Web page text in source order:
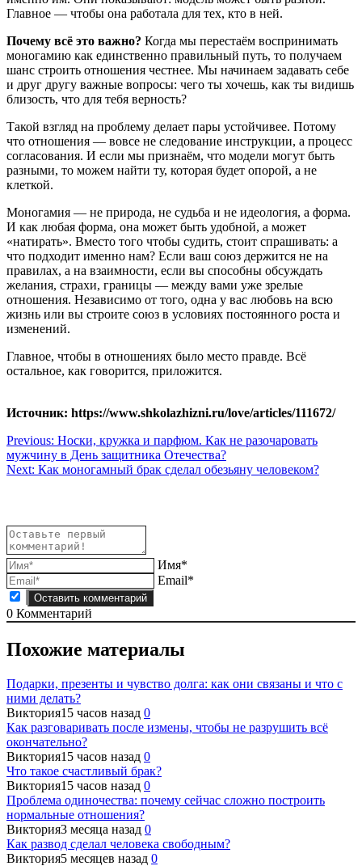
Главное — чтобы она работала для тех, кто в ней.
Почему всё это важно? Когда мы перестаём воспринимать
моногамию как единственно правильный путь, то получаем
шанс строить отношения честнее. Мы начинаем задавать себе
и друг другу важные вопросы: чего ты хочешь, как ты видишь
близость, что для тебя верность?
Такой взгляд на проблему делает пары устойчивее. Потому
что отношения — вовсе не следование инструкции, а процесс
согласования. И если мы признаём, что модели могут быть
разными, то можем найти ту, которая будет опорой, а не
клеткой.
Моногамия — не природа, не судьба и не идеология, а форма.
И как любая форма, она может быть удобной, а может
«натирать». Вместо того чтобы судить, стоит спрашивать: а
что подходит именно нам? Если ваш союз держится не на
правилах, а на взаимности, если вы способны обсуждать
желания, страхи, границы — между вами уже зрелые
отношения. Независимо от того, одна у вас любовь на всю
жизнь или вы строите союз в условиях постоянного роста и
изменений.
Главное, чтобы в отношениях было место правде. Всё
остальное, как говорится, приложится.
Источник: https://www.shkolazhizni.ru/love/articles/111672/
Навигация
по
Previous: Носки, кружка и парфюм. Как не разочаровать
мужчину в День защитника Отечества?
Next: Как моногамный брак сделал обезьяну человеком?
Имя*
Email*
0 Комментарий
Похожие материалы
Подарки, презенты и чувство долга: как они связаны и что с
ними делать?
Виктория15 часов назад 0
Как разговаривать после измены, чтобы не разрушить всё
окончательно?
Виктория15 часов назад 0
Что такое счастливый брак?
Виктория15 часов назад 0
Проблема одиночества: почему сейчас сложно построить
нормальные отношения?
Виктория3 месяца назад 0
Как развод сделал человека свободным?
Виктория5 месяцев назад 0